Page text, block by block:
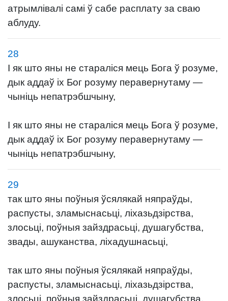
атрымлівалі самі ў сабе расплату за сваю
аблуду.
28
І як што яны не стараліся мець Бога ў розуме,
дык аддаў іх Бог розуму перавернутаму —
чыніць непатрэбшчыну,
І як што яны не стараліся мець Бога ў розуме,
дык аддаў іх Бог розуму перавернутаму —
чыніць непатрэбшчыну,
29
так што яны поўныя ўсялякай няпраўды,
распусты, зламыснасьці, ліхазьдзірства,
злосьці, поўныя зайздрасьці, душагубства,
звады, ашуканства, ліхадушнасьці,
так што яны поўныя ўсялякай няпраўды,
распусты, зламыснасьці, ліхазьдзірства,
злосьці, поўныя зайздрасьці, душагубства,